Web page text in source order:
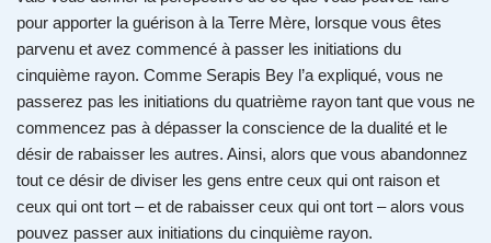
pour apporter la guérison à la Terre Mère, lorsque vous êtes
parvenu et avez commencé à passer les initiations du
cinquième rayon. Comme Serapis Bey l’a expliqué, vous ne
passerez pas les initiations du quatrième rayon tant que vous ne
commencez pas à dépasser la conscience de la dualité et le
désir de rabaisser les autres. Ainsi, alors que vous abandonnez
tout ce désir de diviser les gens entre ceux qui ont raison et
ceux qui ont tort – et de rabaisser ceux qui ont tort – alors vous
pouvez passer aux initiations du cinquième rayon.